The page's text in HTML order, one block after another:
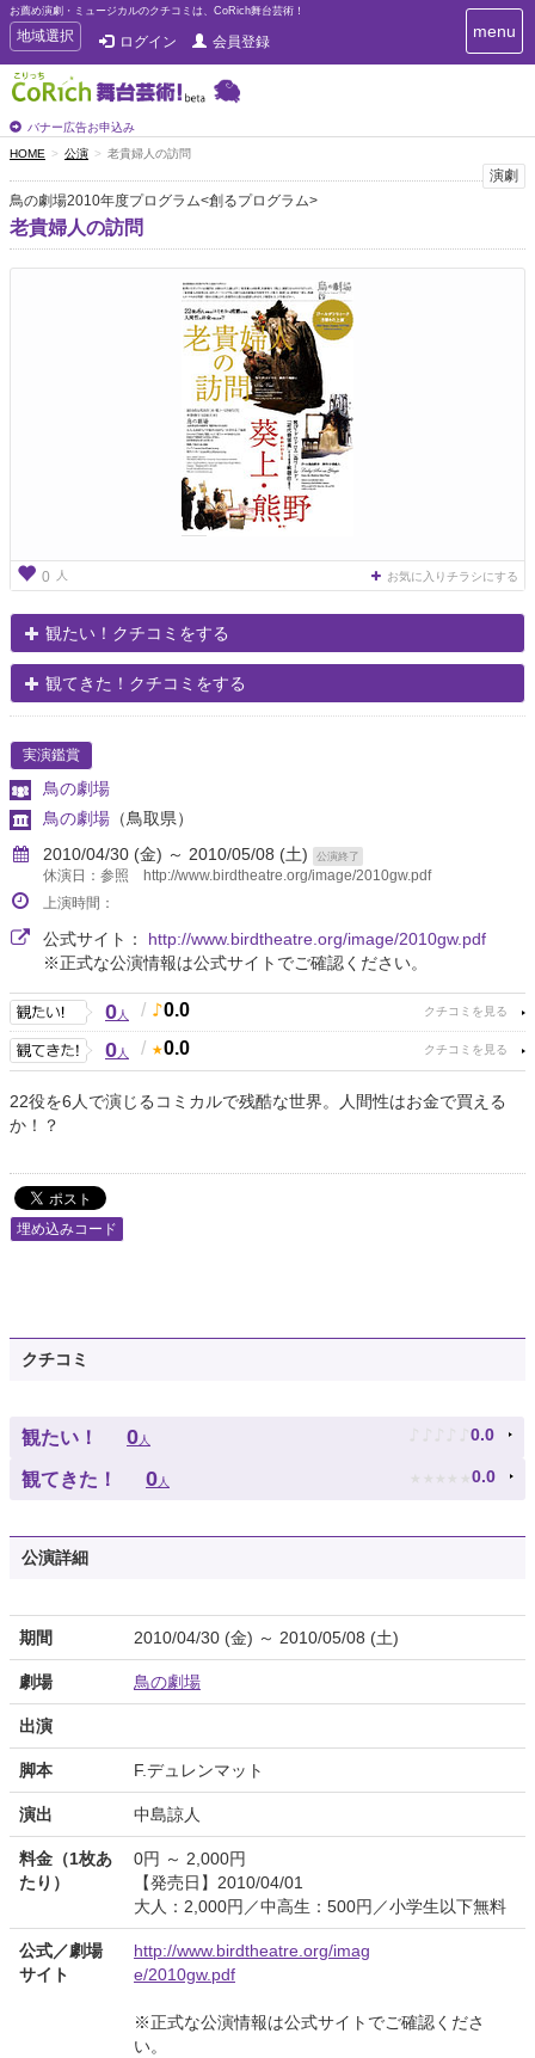
お薦め演劇・ミュージカルのクチコミは、CoRich舞台芸術！
T
o
g
g
e
n
a
v
i
g
地域選択 ログイン 会員登録
バナー広告お申込み
T
o
i
g
menu
HOME 公演 老貴婦人の訪問
演劇
鳥の劇場2010年度プログラム<創るプログラム>
老貴婦人の訪問
0 人 お気に入りチラシにする
観たい！クチコミをする
観てきた！クチコミをする
実演鑑賞
鳥の劇場
鳥の劇場 （鳥取県）
2010/04/30 (金) ～ 2010/05/08 (土)
公演終了
休演日：参照 http://www.birdtheatre.org/image/2010gw.pdf
上演時間：
公式サイト： http://www.birdtheatre.org/image/2010gw.pdf
※正式な公演情報は公式サイトでご確認ください。
0人 / 0.0
0人 / 0.0
22役を6人で演じるコミカルで残酷な世界。人間性はお金で買える
か！？
埋め込みコード
クチコミ
観たい！ 0人 ♪ ♪ ♪ ♪ ♪ 0.0
観てきた！ 0人 ★ ★ ★ ★ ★ 0.0
公演詳細
期間 2010/04/30 (金) ～ 2010/05/08 (土)
劇場 鳥の劇場
出演
脚本 F.デュレンマット
演出 中島諒人
料金（1枚あ
たり）
0円 ～ 2,000円
【発売日】2010/04/01
大人：2,000円／中高生：500円／小学生以下無料
公式／劇場
サイト
http://www.birdtheatre.org/imag
e/2010gw.pdf
※正式な公演情報は公式サイトでご確認くださ
い。